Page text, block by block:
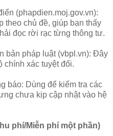
(phapdien.moj.gov.vn):
theo chủ đề, giúp bạn thấy
đọc rời rạc từng thông tư.
bản pháp luật (vbpl.vn): Đây
chính xác tuyệt đối.
báo: Dùng để kiểm tra các
chưa kịp cập nhật vào hệ
phí/Miễn phí một phần)